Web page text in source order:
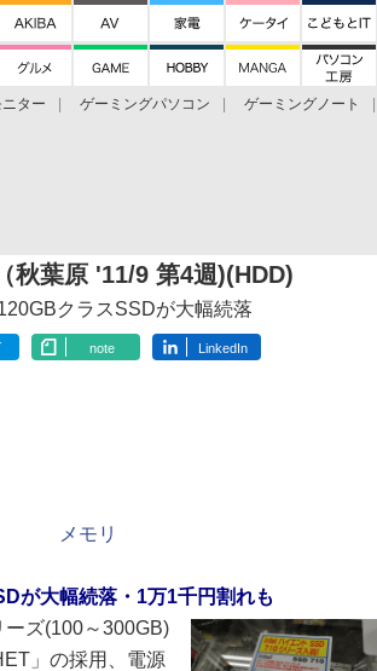
ニター ゲーミングパソコン ゲーミングノート
秋葉原 '11/9 第4週)(HDD)
クラスSSDが大幅続落
note LinkedIn
メモリ
が大幅続落・1万1千円割れも
ズ(100～300GB)
」の採用、電源